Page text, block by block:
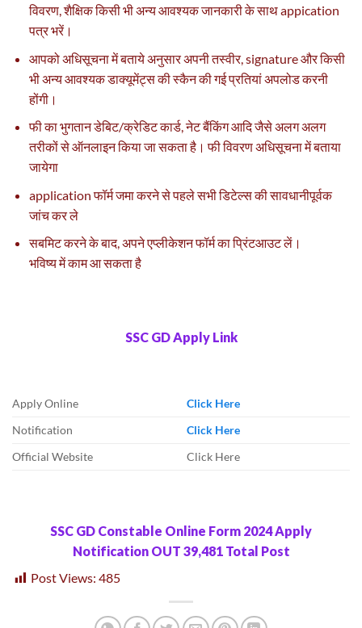
विवरण, शैक्षिक किसी भी अन्य आवश्यक जानकारी के साथ appication
पत्र भरें।
आपको अधिसूचना में बताये अनुसार अपनी तस्वीर, signature और किसी
भी अन्य आवश्यक डाक्यूमेंट्स की स्कैन की गई प्रतियां अपलोड करनी
होंगी।
फी का भुगतान डेबिट/क्रेडिट कार्ड, नेट बैंकिंग आदि जैसे अलग अलग
तरीकों से ऑनलाइन किया जा सकता है। फी विवरण अधिसूचना में बताया
जायेगा
application फॉर्म जमा करने से पहले सभी डिटेल्स की सावधानीपूर्वक
जांच कर ले
सबमिट करने के बाद, अपने एप्लीकेशन फॉर्म का प्रिंटआउट लें।
भविष्य में काम आ सकता है
SSC GD Apply Link
Apply Online
Click Here
Notification
Click Here
Official Website
Click Here
SSC GD Constable Online Form 2024 Apply
Notification OUT 39,481 Total Post
Post Views: 485